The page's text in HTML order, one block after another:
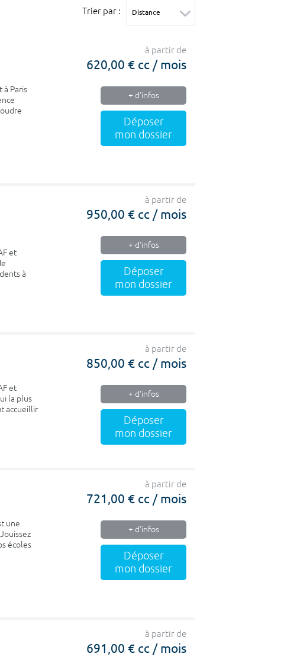
Trier par :
à Paris
à partir de
620,00 € cc / mois
+ d'infos
Déposer
mon dossier
et
à
à partir de
950,00 € cc / mois
+ d'infos
Déposer
mon dossier
et
la plus
accueillir
à partir de
850,00 € cc / mois
+ d'infos
Déposer
mon dossier
une
écoles
à partir de
721,00 € cc / mois
+ d'infos
Déposer
mon dossier
à partir de
691,00 € cc / mois